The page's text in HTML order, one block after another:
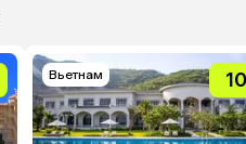
Вьетнам 10